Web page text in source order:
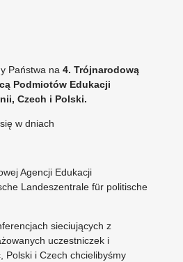
Państwa na 4. Trójnarodową
Podmiotów Edukacji
Czech i Polski.
w dniach
Agencji Edukacji
Landeszentrale für politische
sieciujących z
uczestniczek i
Polski i Czech chcielibyśmy